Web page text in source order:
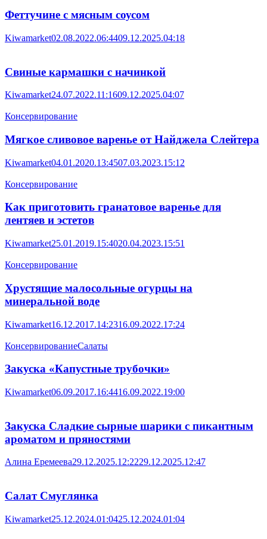
Феттучине с мясным соусом
Kiwamarket02.08.2022.06:4409.12.2025.04:18
Свиные кармашки с начинкой
Kiwamarket24.07.2022.11:1609.12.2025.04:07
Консервирование
Мягкое сливовое варенье от Найджела Слейтера
Kiwamarket04.01.2020.13:4507.03.2023.15:12
Консервирование
Как приготовить гранатовое варенье для
лентяев и эстетов
Kiwamarket25.01.2019.15:4020.04.2023.15:51
Консервирование
Хрустящие малосольные огурцы на
минеральной воде
Kiwamarket16.12.2017.14:2316.09.2022.17:24
КонсервированиеСалаты
Закуска «Капустные трубочки»
Kiwamarket06.09.2017.16:4416.09.2022.19:00
Закуска Сладкие сырные шарики с пикантным
ароматом и пряностями
Алина Еремеева29.12.2025.12:2229.12.2025.12:47
Салат Смуглянка
Kiwamarket25.12.2024.01:0425.12.2024.01:04